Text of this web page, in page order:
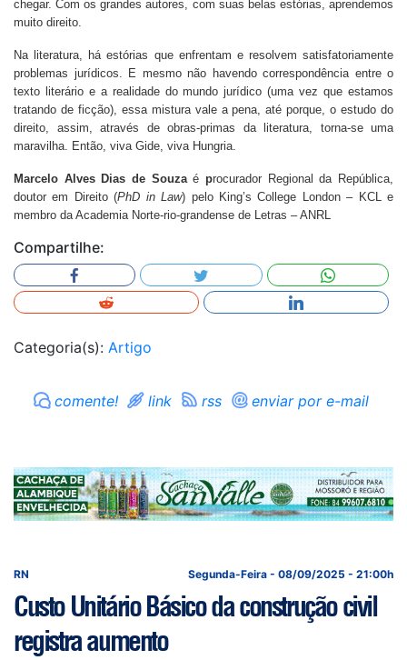
chegar. Com os grandes autores, com suas belas estórias, aprendemos
muito direito.
Na literatura, há estórias que enfrentam e resolvem satisfatoriamente
problemas jurídicos. E mesmo não havendo correspondência entre o
texto literário e a realidade do mundo jurídico (uma vez que estamos
tratando de ficção), essa mistura vale a pena, até porque, o estudo do
direito, assim, através de obras-primas da literatura, torna-se uma
maravilha. Então, viva Gide, viva Hungria.
Marcelo Alves Dias de Souzaé procurador Regional da República,
doutor em Direito (PhD in Law) pelo King’s College London – KCL e
membro da Academia Norte-rio-grandense de Letras – ANRL
Compartilhe:
Categoria(s): Artigo
comente! link rss enviar por e-mail
Segunda-Feira - 08/09/2025 - 21:00h
RN
Custo Unitário Básico da construção civil
registra aumento